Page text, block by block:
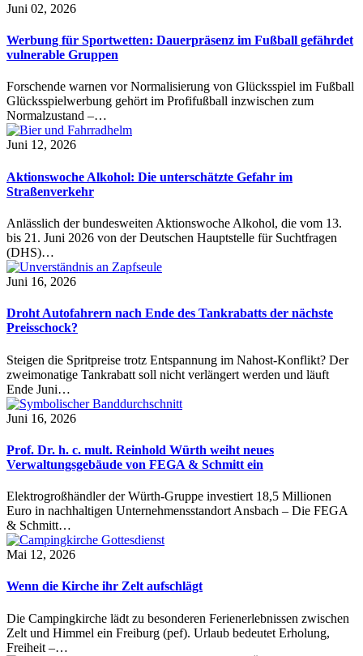
Juni 02, 2026
Werbung für Sportwetten: Dauerpräsenz im Fußball gefährdet
vulnerable Gruppen
Forschende warnen vor Normalisierung von Glücksspiel im Fußball
Glücksspielwerbung gehört im Profifußball inzwischen zum
Normalzustand –…
Juni 12, 2026
Aktionswoche Alkohol: Die unterschätzte Gefahr im
Straßenverkehr
Anlässlich der bundesweiten Aktionswoche Alkohol, die vom 13.
bis 21. Juni 2026 von der Deutschen Hauptstelle für Suchtfragen
(DHS)…
Juni 16, 2026
Droht Autofahrern nach Ende des Tankrabatts der nächste
Preisschock?
Steigen die Spritpreise trotz Entspannung im Nahost-Konflikt? Der
zweimonatige Tankrabatt soll nicht verlängert werden und läuft
Ende Juni…
Juni 16, 2026
Prof. Dr. h. c. mult. Reinhold Würth weiht neues
Verwaltungsgebäude von FEGA & Schmitt ein
Elektrogroßhändler der Würth-Gruppe investiert 18,5 Millionen
Euro in nachhaltigen Unternehmensstandort Ansbach – Die FEGA
& Schmitt…
Mai 12, 2026
Wenn die Kirche ihr Zelt aufschlägt
Die Campingkirche lädt zu besonderen Ferienerlebnissen zwischen
Zelt und Himmel ein Freiburg (pef). Urlaub bedeutet Erholung,
Freiheit –…